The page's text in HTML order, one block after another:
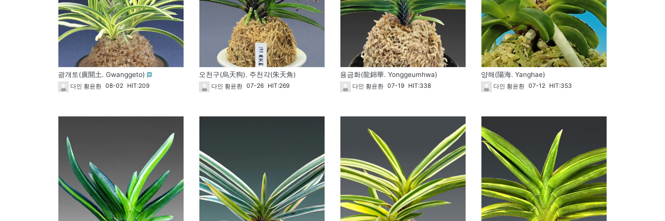
광개토(廣開土. Gwanggeto)
다인 황윤환 08-02 HIT:209
오천구(烏天狗). 주천각(朱天角)
다인 황윤환 07-26 HIT:269
용금화(龍錦華. Yonggeumhwa)
다인 황윤환 07-19 HIT:338
양해(陽海. Yanghae)
다인 황윤환 07-12 HIT:353